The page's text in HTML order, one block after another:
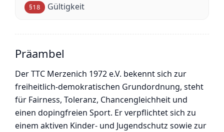
§18 Gültigkeit
Präambel
Der TTC Merzenich 1972 e.V. bekennt sich zur
freiheitlich-demokratischen Grundordnung, steht
für Fairness, Toleranz, Chancengleichheit und
einen dopingfreien Sport. Er verpflichtet sich zu
einem aktiven Kinder- und Jugendschutz sowie zur